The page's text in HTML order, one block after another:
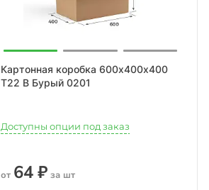
Картонная коробка 600х400х400
Т22 В Бурый 0201
Доступны опции под заказ
от 64 ₽ за шт